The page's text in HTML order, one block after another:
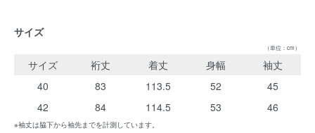
サイズ
（単位：cm）
サイズ 裄丈 着丈 身幅
袖丈
40
83 113.5 52
45
42
84 114.5 53 46
※袖丈は脇下から袖先までを計測しています。